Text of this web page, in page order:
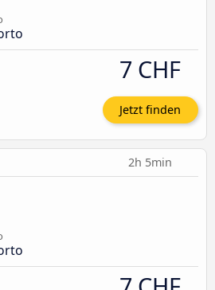
7 CHF
Jetzt finden
2h 5min